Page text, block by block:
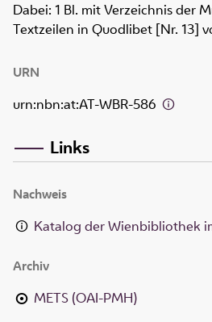
Dabei: 1 Bl. mit Verzeichnis der
Textzeilen in Quodlibet [Nr. 13]
URN
urn:nbn:at:AT-WBR-586
Links
Nachweis
Katalog der Wienbibliothek
Archiv
METS (OAI-PMH)